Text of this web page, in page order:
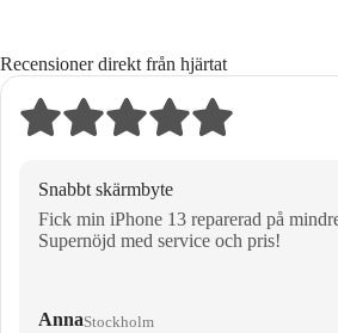
Recensioner direkt från hjärtat
Snabbt skärmbyte
Fick min iPhone 13 reparerad på
Supernöjd med service och pris!
AnnaStockholm